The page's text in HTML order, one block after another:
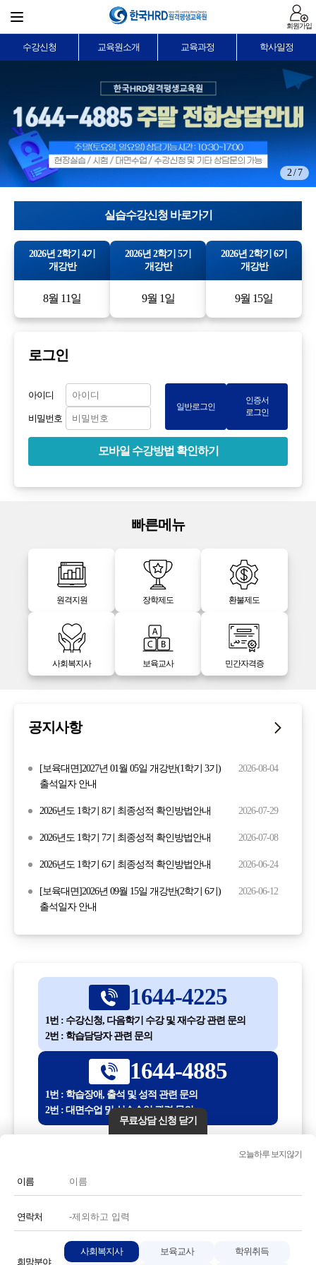
회원가입
수강신청 교육원소개 교육과정 학사일정
2 / 7
실습수강신청 바로가기
2026년 2학기 4기
개강반
8월 11일
2026년 2학기 5기
개강반
9월 1일
2026년 2학기 6기
개강반
9월 15일
로그인
아이디
비밀번호
일반로그인
인증서
로그인
모바일 수강방법 확인하기
빠른메뉴
원격지원 장학제도 환불제도
사회복지사 보육교사 민간자격증
공지사항
[보육대면]2027년 01월 05일 개강반(1학기 3기)
출석일자 안내
2026-08-04
2026년도 1학기 8기 최종성적 확인방법안내 2026-07-29
2026년도 1학기 7기 최종성적 확인방법안내 2026-07-08
2026년도 1학기 6기 최종성적 확인방법안내 2026-06-24
[보육대면]2026년 09월 15일 개강반(2학기 6기)
출석일자 안내
2026-06-12
1644-4225
1번 : 수강신청, 다음학기 수강 및 재수강 관련 문의
2번 : 학습담당자 관련 문의
1644-4885
1번 : 학습장애, 출석 및 성적 관련 문의
2번 : 대면수업 및 실습수업 관련 문의
전화번호 또는 전화기 모양 아이콘을 클릭하시면 전화통화가
연결됩니다.
무료상담 신청 닫기
오늘하루 보지않기
이름
연락처
희망분야
사회복지사 보육교사 학위취득